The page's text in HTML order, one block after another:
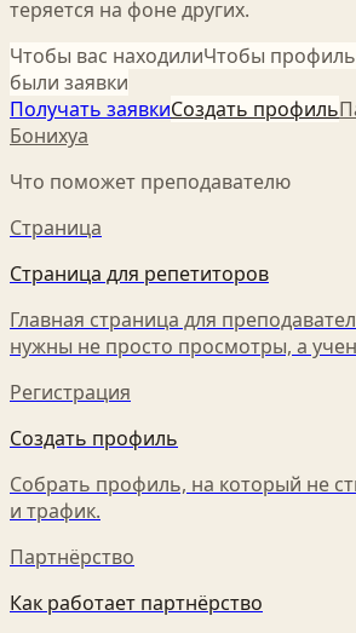
теряется на фоне других.
Чтобы вас находилиЧтобы
были заявки
Получать заявкиСоздать профиль
Бонихуа
Что поможет преподавателю
Страница
Страница для репетиторов
Главная страница для
нужны не просто просмотры, а
Регистрация
Создать профиль
Собрать профиль, на который не
и трафик.
Партнёрство
Как работает партнёрство